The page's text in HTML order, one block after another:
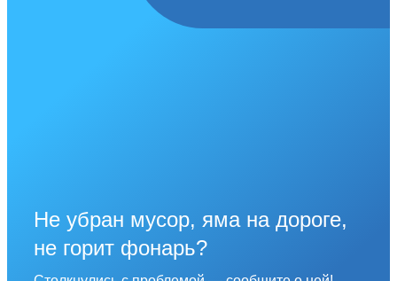
Не убран мусор, яма на дороге,
не горит фонарь?